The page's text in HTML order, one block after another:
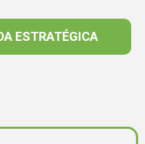
ESTRATÉGICA